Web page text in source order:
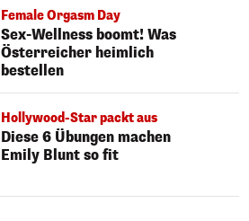
Female Orgasm Day
Sex-Wellness boomt! Was
Österreicher heimlich
bestellen
Hollywood-Star packt aus
Diese 6 Übungen machen
Emily Blunt so fit